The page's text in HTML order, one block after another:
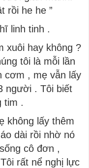
rồi he he ”
linh tinh .
xuôi hay không ?
tôi là mỗi lần
cơm , mẹ vẫn lấy
người . Tôi biết
tim .
không lấy thêm
dài rồi nhờ nó
cô đơn ,
rất nể nghị lực